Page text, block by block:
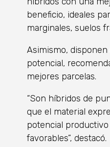
beneficio, ideales
marginales, suelos
Asimismo,
potencial,
mejores parcelas.
“Son híbridos de
que el material
potencial
favorables”, destacó.